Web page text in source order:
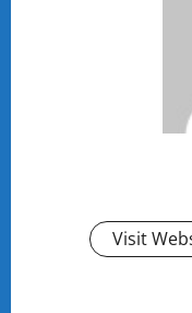
Visit